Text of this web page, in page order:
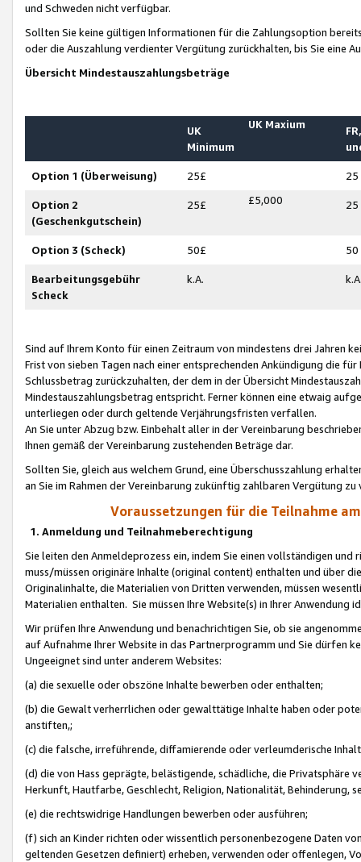
und Schweden nicht verfügbar.
Sollten Sie keine gültigen Informationen für die Zahlungsoption
oder die Auszahlung verdienter Vergütung zurückhalten, bis Sie
Übersicht Mindestauszahlungsbeträge
UK
Minimum
UK Maxium
Option 1 (Überweisung) 25£ 25
Option 2
(Geschenkgutschein)
25£ £5,000 25
Option 3 (Scheck) 50£ 50
Bearbeitungsgebühr
Scheck
k.A.
Sind auf Ihrem Konto für einen Zeitraum von mindestens drei Jahren
Frist von sieben Tagen nach einer entsprechenden Ankündigung die
Schlussbetrag zurückzuhalten, der dem in der Übersicht
Mindestauszahlungsbetrag entspricht. Ferner können eine etwaig
unterliegen oder durch geltende Verjährungsfristen verfallen.
An Sie unter Abzug bzw. Einbehalt aller in der Vereinbarung
Ihnen gemäß der Vereinbarung zustehenden Beträge dar.
Sollten Sie, gleich aus welchem Grund, eine Überschusszahlung
an Sie im Rahmen der Vereinbarung zukünftig zahlbaren Vergütung zu
Voraussetzungen für die Teilnahme
1. Anmeldung und Teilnahmeberechtigung
Sie leiten den Anmeldeprozess ein, indem Sie einen vollständigen
muss/müssen originäre Inhalte (original content) enthalten und über
Originalinhalte, die Materialien von Dritten verwenden, müssen
Materialien enthalten. Sie müssen Ihre Website(s) in Ihrer Anwendung
Wir prüfen Ihre Anwendung und benachrichtigen Sie, ob sie
auf Aufnahme Ihrer Website in das Partnerprogramm und Sie dürfen
Ungeeignet sind unter anderem Websites:
(a) die sexuelle oder obszöne Inhalte bewerben oder enthalten;
(b) die Gewalt verherrlichen oder gewalttätige Inhalte haben oder
anstiften,;
(c) die falsche, irreführende, diffamierende oder verleumderische
(d) die von Hass geprägte, belästigende, schädliche, die Privatsphäre
Herkunft, Hautfarbe, Geschlecht, Religion, Nationalität, Behinderung,
(e) die rechtswidrige Handlungen bewerben oder ausführen;
(f) sich an Kinder richten oder wissentlich personenbezogene Daten
geltenden Gesetzen definiert) erheben, verwenden oder offenlegen,